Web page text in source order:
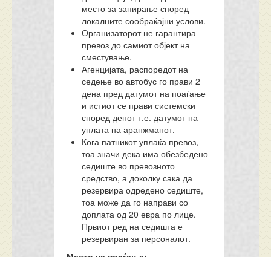
место за запирање според
локалните сообраќајни услови.
Организаторот не гарантира
превоз до самиот објект на
сместување.
Агенцијата, распоредот на
седење во автобус го прави 2
дена пред датумот на поаѓање
и истиот се прави системски
според денот т.е. датумот на
уплата на аранжманот.
Кога патникот уплаќа превоз,
тоа значи дека има обезбедено
седиште во превозното
средство, а доколку сака да
резервира одредено седиште,
тоа може да го направи со
доплата од 20 евра по лице.
Првиот ред на седишта е
резервиран за персоналот.